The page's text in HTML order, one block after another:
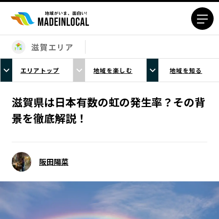
エリアから探す
北海道エリア
青森エリア
岩手エリア
宮城エリア
秋田エリア
山形エリア
福島エリア
栃木エリア
群馬エリア
埼玉エリア
東京23区エリア
神奈川エリア
新潟エリア
石川エリア
福井エリア
山梨エリア
滋賀エリア
エリアトップ 地域を楽しむ 地域を知る
滋賀県は日本有数の虹の発生率？その背
景を徹底解説！
阪田陽菜